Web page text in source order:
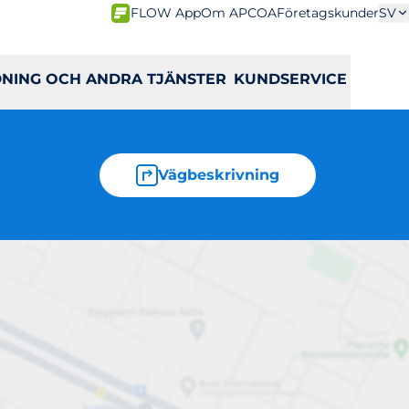
FLOW AppOm APCOAFöretagskunderSV
OCH ANDRA TJÄNSTER KUNDSERVICE
Vägbeskrivning